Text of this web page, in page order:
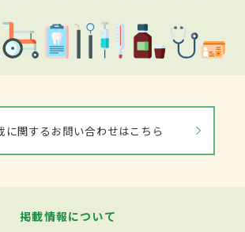
に関するお問い合わせはこちら
掲載情報について